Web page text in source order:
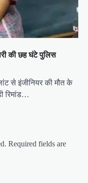
की छह घंटे पुलिस
से इंजीनियर की मौत के
रिमांड…
Required fields are